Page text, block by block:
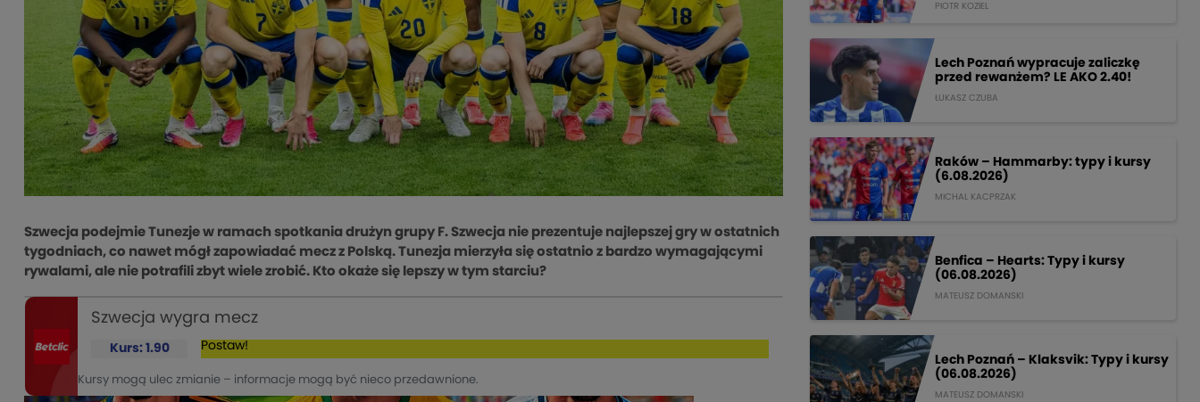
Szwecja podejmie Tunezje w ramach spotkania drużyn grupy F. Szwecja nie prezentuje najlepszej gry w ostatnich
tygodniach, co nawet mógł zapowiadać mecz z Polską. Tunezja mierzyła się ostatnio z bardzo wymagającymi
rywalami, ale nie potrafili zbyt wiele zrobić. Kto okaże się lepszy w tym starciu?
Szwecja wygra mecz
Kurs: 1.90 Postaw!
Kursy mogą ulec zmianie – informacje mogą być nieco przedawnione.
PIOTR KOZIEL
Lech Poznań wypracuje zaliczkę
przed rewanżem? LE AKO 2.40!
ŁUKASZ CZUBA
Raków – Hammarby: typy i kursy
(6.08.2026)
MICHAL KACPRZAK
Benfica – Hearts: Typy i kursy
(06.08.2026)
MATEUSZ DOMANSKI
Lech Poznań – Klaksvik: Typy i kursy
(06.08.2026)
MATEUSZ DOMANSKI